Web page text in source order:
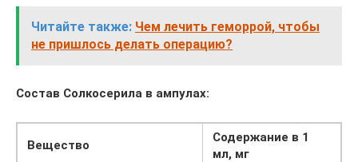
Читайте также: Чем лечить геморрой, чтобы
не пришлось делать операцию?
Состав Солкосерила в ампулах:
Вещество
Содержание в 1
мл, мг